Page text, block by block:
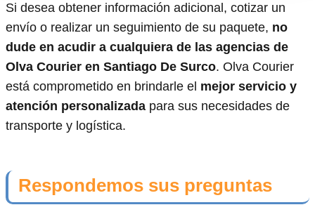
Si desea obtener información adicional, cotizar un
envío o realizar un seguimiento de su paquete, no
dude en acudir a cualquiera de las agencias de
Olva Courier en Santiago De Surco. Olva Courier
está comprometido en brindarle el mejor servicio y
atención personalizada para sus necesidades de
transporte y logística.
Respondemos sus preguntas